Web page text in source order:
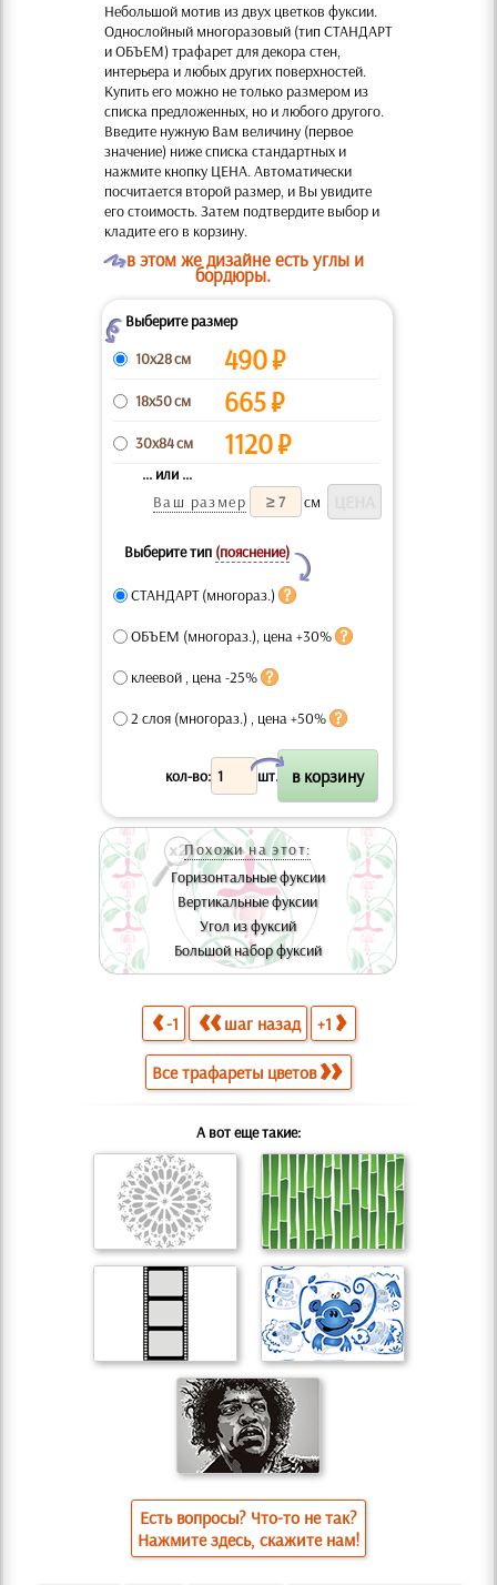
Небольшой мотив из двух цветков фуксии.
Однослойный многоразовый (тип СТАНДАРТ
и ОБЪЕМ) трафарет для декора стен,
интерьера и любых других поверхностей.
Купить его можно не только размером из
списка предложенных, но и любого другого.
Введите нужную Вам величину (первое
значение) ниже списка стандартных и
нажмите кнопку ЦЕНА. Автоматически
посчитается второй размер, и Вы увидите
его стоимость. Затем подтвердите выбор и
кладите его в корзину.
Oв этом же дизайне есть углы и
бордюры.
ZВыберите размер
10x28 см
490₽
18x50 см 665₽
30x84 см 1120₽
... или ...
Ваш размер
см
Выберите тип (пояснение)
Y
СТАНДАРТ (многораз.)
ОБЪЕМ (многораз.), цена +30%
клеевой , цена -25%
2 слоя (многораз.) , цена +50%
кол-во: шт.
X
Похожи на этот:
Горизонтальные фуксии
Вертикальные фуксии
Угол из фуксий
Большой набор фуксий
-1 шаг назад +1
Все трафареты цветов
А вот еще такие:
Есть вопросы? Что-то не так?
Нажмите здесь, скажите нам!